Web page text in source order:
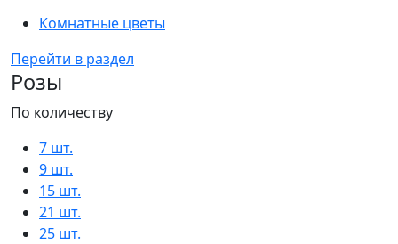
Комнатные цветы
Перейти в раздел
Розы
По количеству
7 шт.
9 шт.
15 шт.
21 шт.
25 шт.